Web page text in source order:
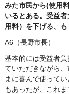
みた市民から(使用
いるとある。受益
用料）を下げる、も
A6（長野市長）
基本的には受益者
ていただきながら
まに喜んで使って
もあったが、これ